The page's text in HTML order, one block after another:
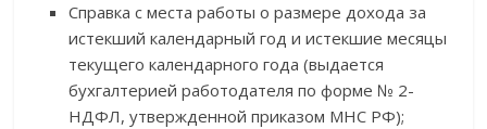
Справка с места работы о размере дохода за
истекший календарный год и истекшие месяцы
текущего календарного года (выдается
бухгалтерией работодателя по форме № 2-
НДФЛ, утвержденной приказом МНС РФ);